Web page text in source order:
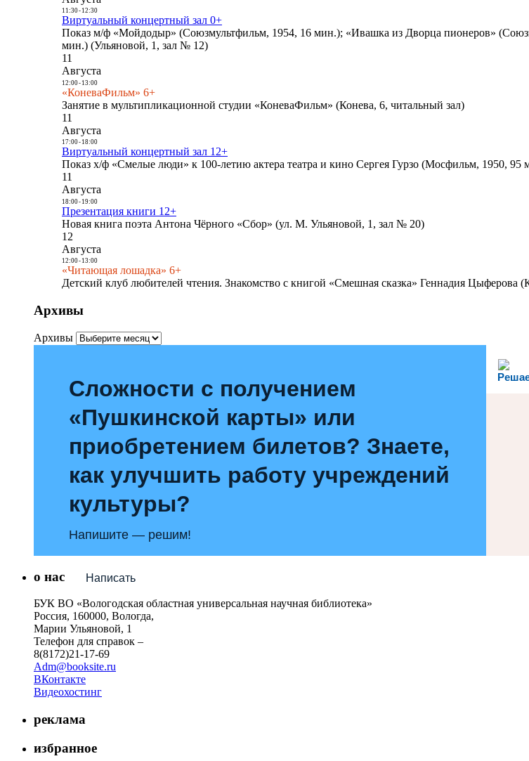
11:30- 12:30
Виртуальный концертный зал 0+
Показ м/ф «Мойдодыр» (Союзмультфильм, 1954, 16 мин.); «Ивашка из Дворца пионеров»
мин.) (Ульяновой, 1, зал № 12)
11
Августа
12:00- 13:00
«КоневаФильм» 6+
Занятие в мультипликационной студии «КоневаФильм» (Конева, 6, читальный зал)
11
Августа
17:00- 18:00
Виртуальный концертный зал 12+
Показ х/ф «Смелые люди» к 100-летию актера театра и кино Сергея Гурзо (Мосфильм, 1950, 95
11
Августа
18:00- 19:00
Презентация книги 12+
Новая книга поэта Антона Чёрного «Сбор» (ул. М. Ульяновой, 1, зал № 20)
12
Августа
12:00- 13:00
«Читающая лошадка» 6+
Детский клуб любителей чтения. Знакомство с книгой «Смешная сказка» Геннадия Цыферова
Архивы
Архивы
Сложности с получением
«Пушкинской карты» или
приобретением билетов? Знаете,
как улучшить работу учреждений
культуры?
Напишите — решим!
Написать
о нас
БУК ВО «Вологодская областная универсальная научная библиотека»
Россия, 160000, Вологда,
Марии Ульяновой, 1
Телефон для справок –
8(8172)21-17-69
Adm@booksite.ru
ВКонтакте
Видеохостинг
реклама
избранное